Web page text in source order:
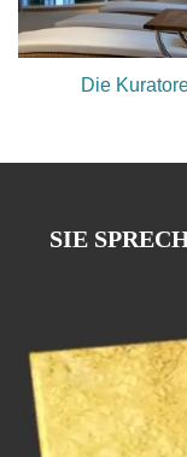
Die
SIE